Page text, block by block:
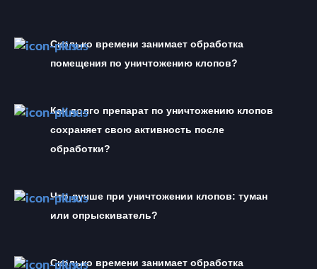
Сколько времени занимает обработка
помещения по уничтожению клопов?
Как долго препарат по уничтожению клопов
сохраняет свою активность после
обработки?
Что лучше при уничтожении клопов: туман
или опрыскиватель?
Сколько времени занимает обработка